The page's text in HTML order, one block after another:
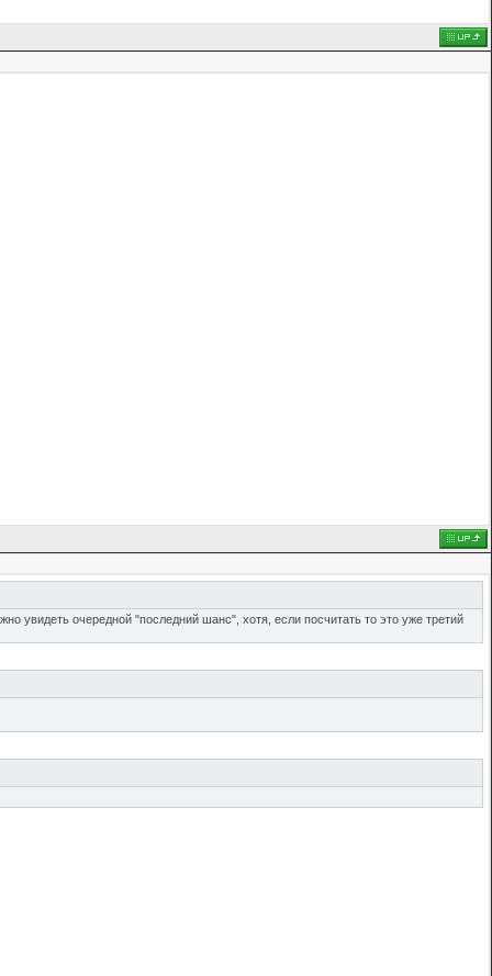
увидеть очередной "последний шанс", хотя, если посчитать то это уже третий